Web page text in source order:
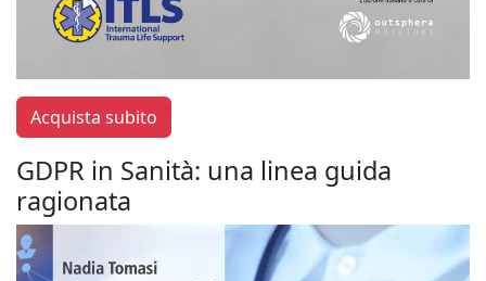
Acquista subito
GDPR in Sanità: una linea guida
ragionata